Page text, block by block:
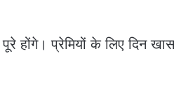
होंगे। प्रेमियों के लिए दिन खास